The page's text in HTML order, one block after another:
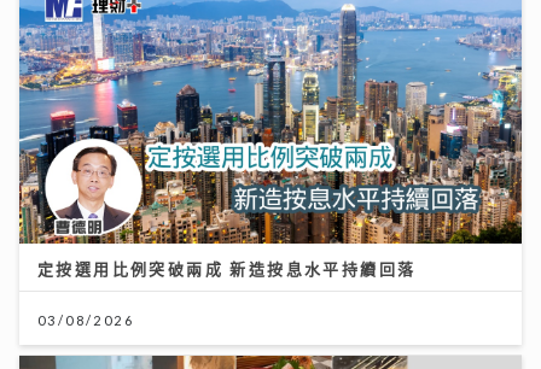
定按選用比例突破兩成 新造按息水平持續回落
03/08/2026